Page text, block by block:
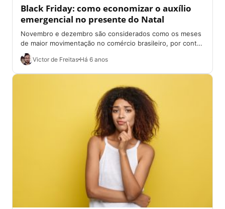
Black Friday: como economizar o auxílio
emergencial no presente do Natal
Novembro e dezembro são considerados como os meses
de maior movimentação no comércio brasileiro, por conta
do fervor de consumidores para aproveitar...
Victor de Freitas Há 6 anos